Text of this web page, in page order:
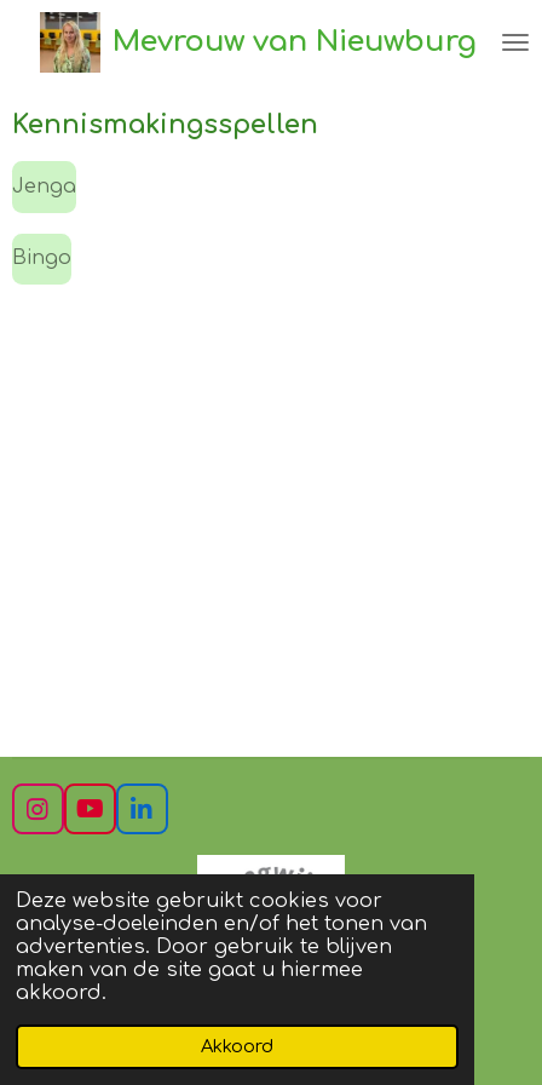
Deze website gebruikt cookies voor
analyse-doeleinden en/of het tonen van
advertenties. Door gebruik te blijven
maken van de site gaat u hiermee
akkoord.
Akkoord
direct
de
Mevrouw van Nieuwburg
Kennismakingsspellen
Jenga
Bingo
I
n
a
g
r
a
m
Y
o
T
u
b
e
L
i
e
d
I
n